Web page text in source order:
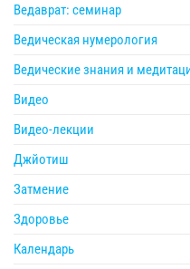
Ведаврат: семинар
Ведическая нумерология
Ведические знания и
Видео
Видео-лекции
Джйотиш
Затмение
Здоровье
Календарь